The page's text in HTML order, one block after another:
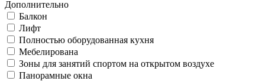
Дополнительно
Балкон
Лифт
Полностью оборудованная кухня
Мебелирована
Зоны для занятий спортом на открытом воздухе
Панорамные окна